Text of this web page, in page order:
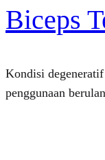
Biceps
Kondisi
penggunaan